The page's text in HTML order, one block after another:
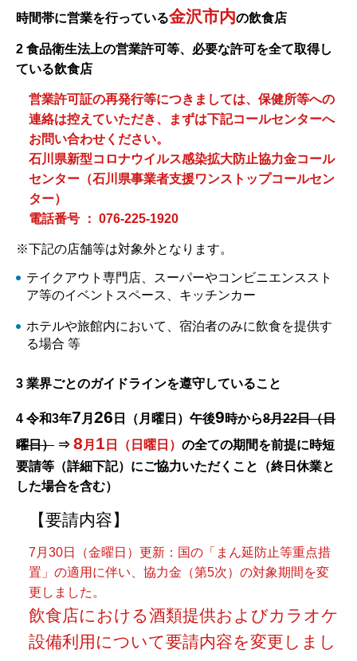
時間帯に営業を行っている金沢市内の飲食店
2 食品衛生法上の営業許可等、必要な許可を全て取得し
ている飲食店
営業許可証の再発行等につきましては、保健所等への
連絡は控えていただき、まずは下記コールセンターへ
お問い合わせください。
石川県新型コロナウイルス感染拡大防止協力金コール
センター（石川県事業者支援ワンストップコールセン
ター）
電話番号 ： 076-225-1920
※下記の店舗等は対象外となります。
テイクアウト専門店、スーパーやコンビニエンススト
ア等のイベントスペース、キッチンカー
ホテルや旅館内において、宿泊者のみに飲食を提供す
る場合 等
3 業界ごとのガイドラインを遵守していること
4 令和3年7 月 26 日（月曜日）午後9時から8月22日（日
曜日） ⇒ 8 月 1 日（日曜日） の全ての期間を前提に時短
要請等（詳細下記）にご協力いただくこと（終日休業と
した場合を含む）
【要請内容】
7月30日（金曜日）更新：国の「まん延防止等重点措
置」の適用に伴い、協力金（第5次）の対象期間を変
更しました。
飲食店における酒類提供およびカラオケ
設備利用について要請内容を変更しまし